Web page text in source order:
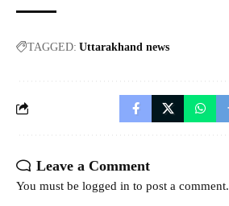
TAGGED: Uttarakhand news
Leave a Comment
You must be logged in to post a comment.